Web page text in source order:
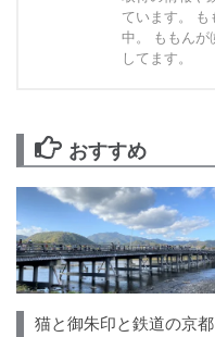
ています。 も
中。 ももんが
してます。
おすすめ
猫と御朱印と鉄道の京都